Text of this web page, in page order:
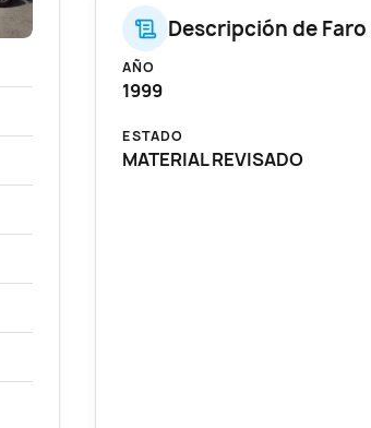
Descripción de
AÑO
1999
ESTADO
MATERIAL REVISADO